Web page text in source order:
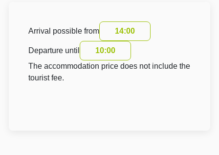
Arrival possible from 14:00
Departure until
10:00
The accommodation price does not include the
tourist fee.